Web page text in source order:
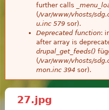
further calls
(/var/www/vhosts/
u.inc 579 sor).
Deprecated function:
after array is
drupal_get_feeds()
(/var/www/vhosts/
mon.inc 394 sor).
27.jpg